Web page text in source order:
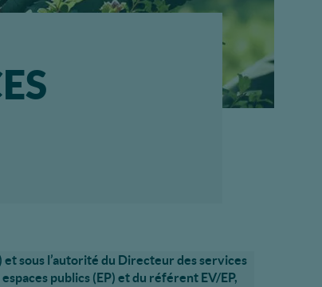
sous l’autorité du Directeur des services
publics (EP) et du référent EV/EP,